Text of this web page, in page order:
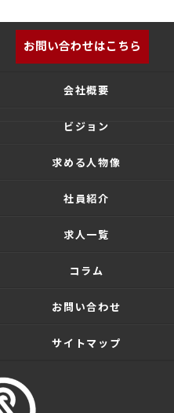
お問い合わせはこちら
会社概要
ビジョン
求める人物像
社員紹介
求人一覧
コラム
お問い合わせ
サイトマップ